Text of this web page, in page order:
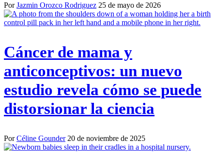
PorJazmin Orozco Rodriguez 25 de mayo de 2026
Cáncer de mama y
anticonceptivos: un nuevo
estudio revela cómo se puede
distorsionar la ciencia
PorCéline Gounder 20 de noviembre de 2025